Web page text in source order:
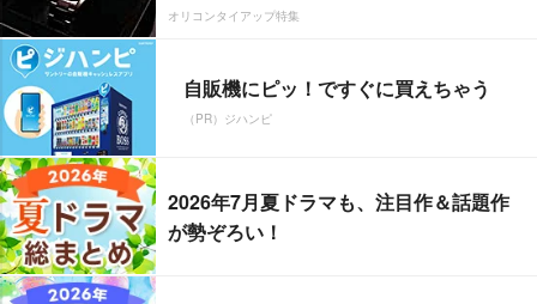
オリコンタイアップ特集
自販機にピッ！ですぐに買えちゃう
（PR）ジハンピ
2026年7月夏ドラマも、注目作＆話題作
が勢ぞろい！